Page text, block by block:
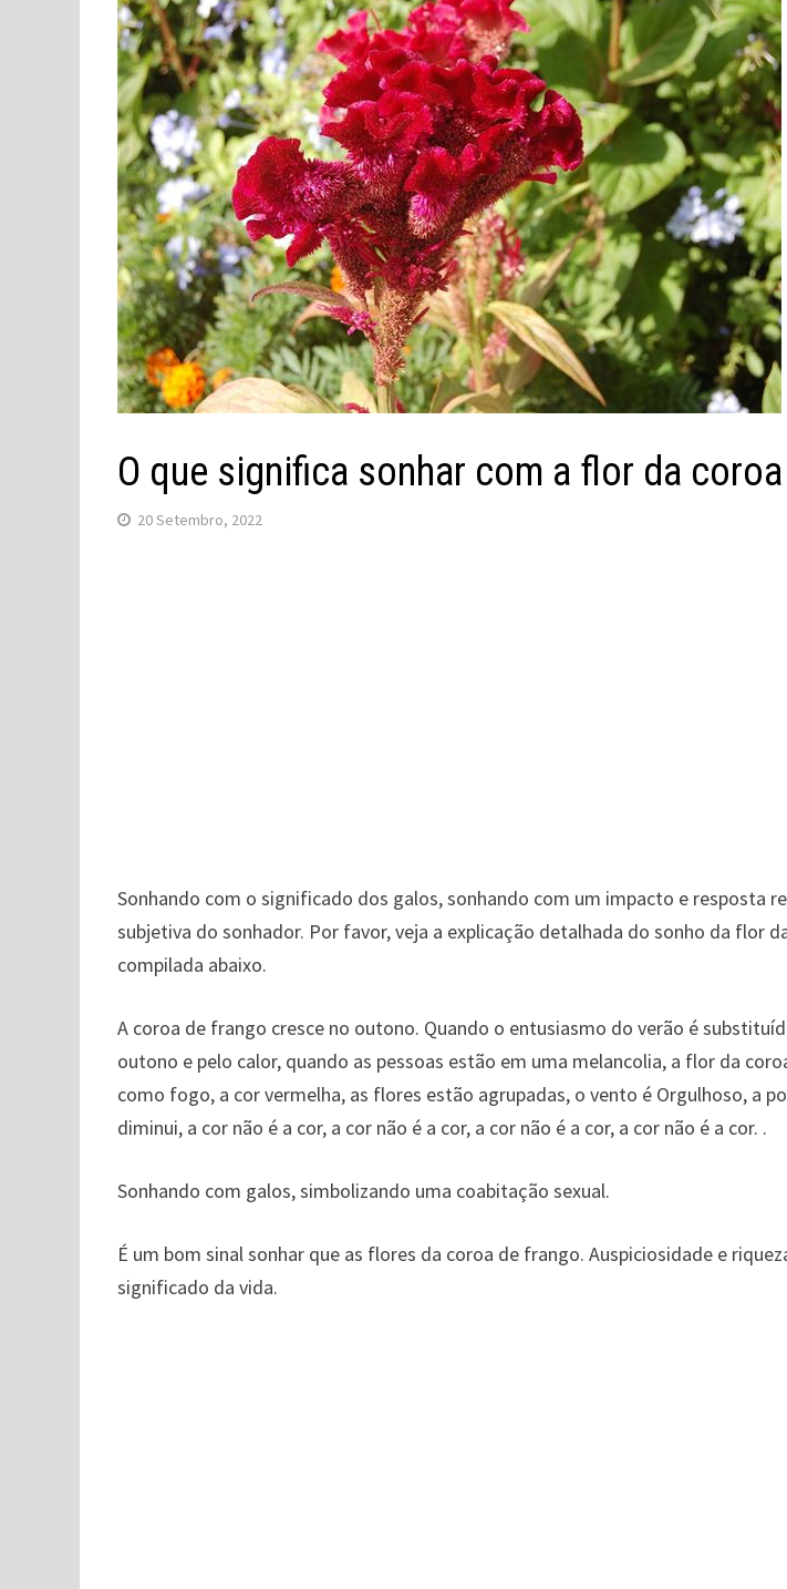
O que significa sonhar com a flor da
20 Setembro, 2022
Sonhando com o significado dos galos, sonhando com um impacto e resposta
subjetiva do sonhador. Por favor, veja a explicação detalhada do sonho da flor
compilada abaixo.
A coroa de frango cresce no outono. Quando o entusiasmo do verão é
outono e pelo calor, quando as pessoas estão em uma melancolia, a flor da
como fogo, a cor vermelha, as flores estão agrupadas, o vento é Orgulhoso, a
diminui, a cor não é a cor, a cor não é a cor, a cor não é a cor, a cor não é a cor. .
Sonhando com galos, simbolizando uma coabitação sexual.
É um bom sinal sonhar que as flores da coroa de frango. Auspiciosidade e
significado da vida.